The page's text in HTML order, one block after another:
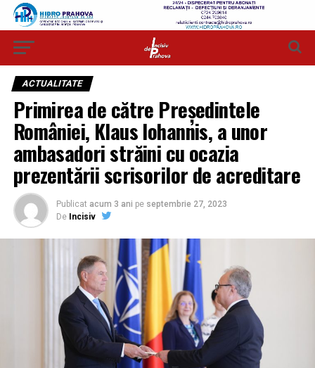
ACTUALITATE
Primirea de către Președintele
României, Klaus Iohannis, a unor
ambasadori străini cu ocazia
prezentării scrisorilor de acreditare
Publicat acum 3 ani pe septembrie 27, 2023
De Incisiv